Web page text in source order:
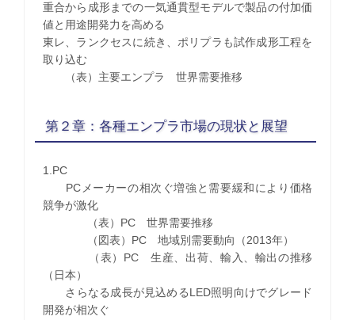
重合から成形までの一気通貫型モデルで製品の付加価
値と用途開発力を高める
東レ、ランクセスに続き、ポリプラも試作成形工程を
取り込む
（表）主要エンプラ 世界需要推移
第２章：各種エンプラ市場の現状と展望
1.PC
PCメーカーの相次ぐ増強と需要緩和により価格
競争が激化
（表）PC 世界需要推移
（図表）PC 地域別需要動向（2013年）
（表）PC 生産、出荷、輸入、輸出の推移
（日本）
さらなる成長が見込めるLED照明向けでグレード
開発が相次ぐ